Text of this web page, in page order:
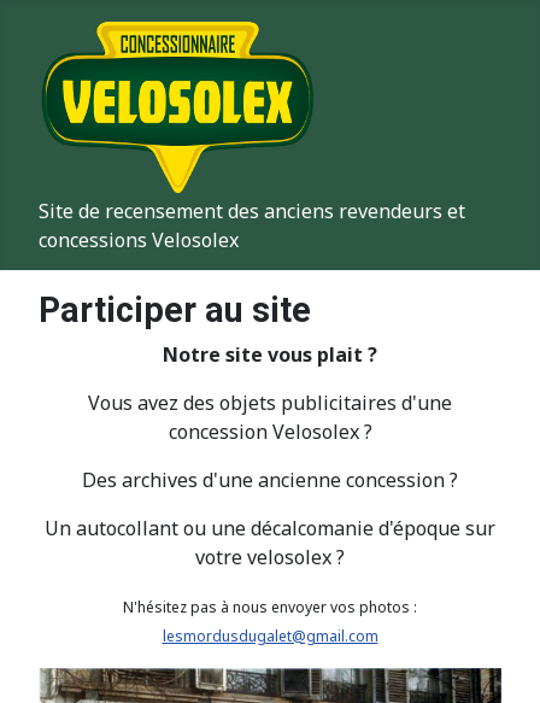
Site de recensement des anciens revendeurs et
concessions Velosolex
Participer au site
Notre site vous plait ?
Vous avez des objets publicitaires d'une
concession Velosolex ?
Des archives d'une ancienne concession ?
Un autocollant ou une décalcomanie d'époque sur
votre velosolex ?
N'hésitez pas à nous envoyer vos photos :
lesmordusdugalet@gmail.com